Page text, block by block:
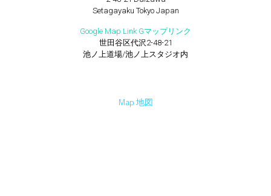
Setagayaku Tokyo Japan
Google Map Link Gマップリンク
世田谷区代沢2-48-21
池ノ上道場/池ノ上スタジオ内
Map 地図